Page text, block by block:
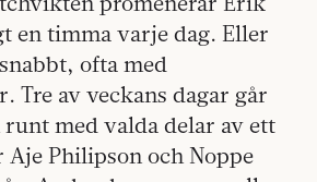
en timma varje dag. Eller
ofta med
Tre av veckans dagar går
med valda delar av ett
Aje Philipson och Noppe